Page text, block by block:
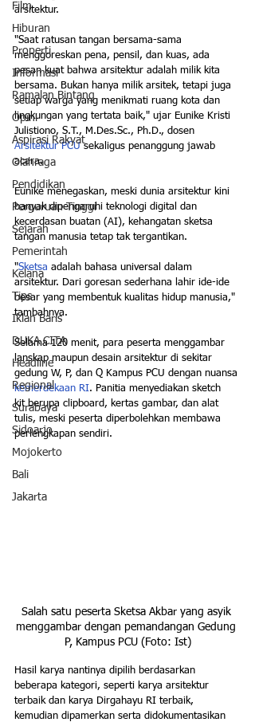
Film
Hiburan
Properti
Informasi
Ramalan Bintang
Opini
Aspirasi Rakyat
Olahraga
Pendidikan
Perguruan Tinggi
Sejarah
Pemerintah
Kelana
Tips
Iklan Baris
DUKA CITA
Headline
Regional
Surabaya
Sidoarjo
Mojokerto
Bali
Jakarta
arsitektur.
"Saat ratusan tangan bersama-sama
menggoreskan pena, pensil, dan kuas, ada
pesan kuat bahwa arsitektur adalah milik kita
bersama. Bukan hanya milik arsitek, tetapi juga
setiap warga yang menikmati ruang kota dan
lingkungan yang tertata baik," ujar Eunike Kristi
Julistiono, S.T., M.Des.Sc., Ph.D., dosen
Arsitektur PCU sekaligus penanggung jawab
acara.
Eunike menegaskan, meski dunia arsitektur kini
banyak dipengaruhi teknologi digital dan
kecerdasan buatan (AI), kehangatan sketsa
tangan manusia tetap tak tergantikan.
"Sketsa adalah bahasa universal dalam
arsitektur. Dari goresan sederhana lahir ide-ide
besar yang membentuk kualitas hidup manusia,"
tambahnya.
Selama 120 menit, para peserta menggambar
lanskap maupun desain arsitektur di sekitar
gedung W, P, dan Q Kampus PCU dengan nuansa
kemerdekaan RI. Panitia menyediakan sketch
kit berupa clipboard, kertas gambar, dan alat
tulis, meski peserta diperbolehkan membawa
perlengkapan sendiri.
Salah satu peserta Sketsa Akbar yang asyik
menggambar dengan pemandangan Gedung
P, Kampus PCU (Foto: Ist)
Hasil karya nantinya dipilih berdasarkan
beberapa kategori, seperti karya arsitektur
terbaik dan karya Dirgahayu RI terbaik,
kemudian dipamerkan serta didokumentasikan